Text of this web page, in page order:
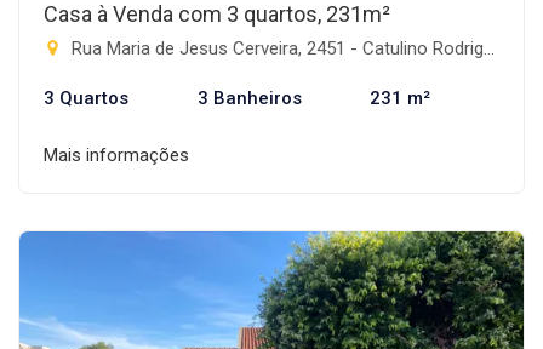
Casa à Venda com 3 quartos, 231m²
Rua Maria de Jesus Cerveira, 2451 - Catulino Rodrigues de Lima, Rio Brilhante-MS
3 Quartos 3 Banheiros 231 m²
Mais informações